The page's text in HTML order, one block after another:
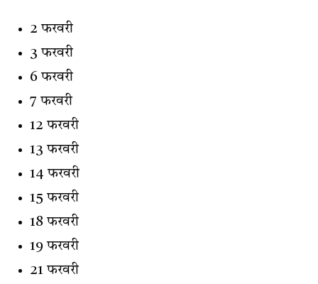
2 फरवरी
3 फरवरी
6 फरवरी
7 फरवरी
12 फरवरी
13 फरवरी
14 फरवरी
15 फरवरी
18 फरवरी
19 फरवरी
21 फरवरी